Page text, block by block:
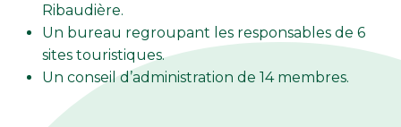
Ribaudière.
Un bureau regroupant les responsables de 6
sites touristiques.
Un conseil d’administration de 14 membres.